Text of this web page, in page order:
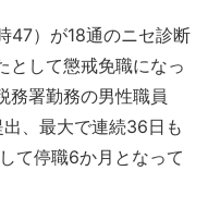
47）が18通のニセ診断
として懲戒免職になっ
務署勤務の男性職員
出、最大で連続36日も
て停職6か月となって